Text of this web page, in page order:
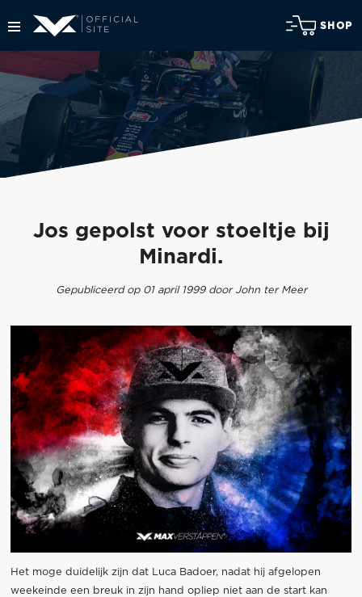
SHOP
Jos gepolst voor stoeltje bij
Minardi.
Gepubliceerd op 01 april 1999 door John ter Meer
Het moge duidelijk zijn dat Luca Badoer, nadat hij afgelopen
weekeinde een breuk in zijn hand opliep niet aan de start kan